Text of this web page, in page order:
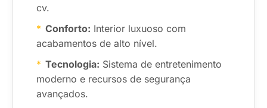
cv.
Conforto: Interior luxuoso com
acabamentos de alto nível.
Tecnologia: Sistema de entretenimento
moderno e recursos de segurança
avançados.